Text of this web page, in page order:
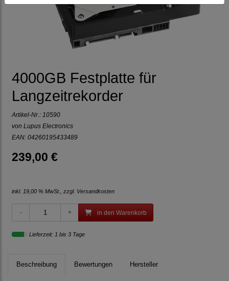
4000GB Festplatte für
Langzeitrekorder
Artikel-Nr.: 10590
von Lupus Electronics
EAN: 04260195433489
239,00 €
inkl. 19,00 % MwSt., zzgl. Versandkosten
in den Warenkorb
Lieferzeit: 1 bis 3 Tage
Beschreibung Bewertungen Hersteller